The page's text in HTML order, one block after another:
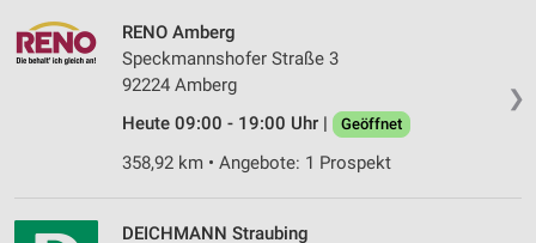
❯
RENO Amberg
Speckmannshofer Straße 3
92224 Amberg
Heute 09:00 - 19:00 Uhr |
Geöffnet
358,92 km • Angebote: 1 Prospekt
DEICHMANN Straubing
Speichern von oder Zugriff auf Informationen
auf einem Endgerät
Verwendung reduzierter Daten zur Auswahl von
Werbeanzeigen
Erstellung von Profilen für personalisierte
Verwendung von Profilen zur Auswahl